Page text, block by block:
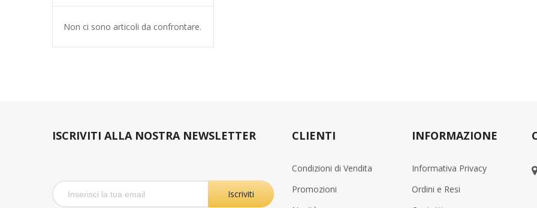
Non ci sono articoli da confrontare.
ISCRIVITI ALLA NOSTRA NEWSLETTER
Iscriviti
CLIENTI
Condizioni di Vendita
Promozioni
INFORMAZIONE
Informativa Privacy
Ordini e Resi